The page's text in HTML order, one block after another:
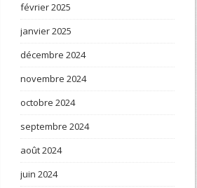
février 2025
janvier 2025
décembre 2024
novembre 2024
octobre 2024
septembre 2024
août 2024
juin 2024